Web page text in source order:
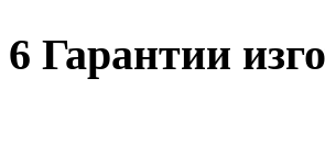
6 Гарантии